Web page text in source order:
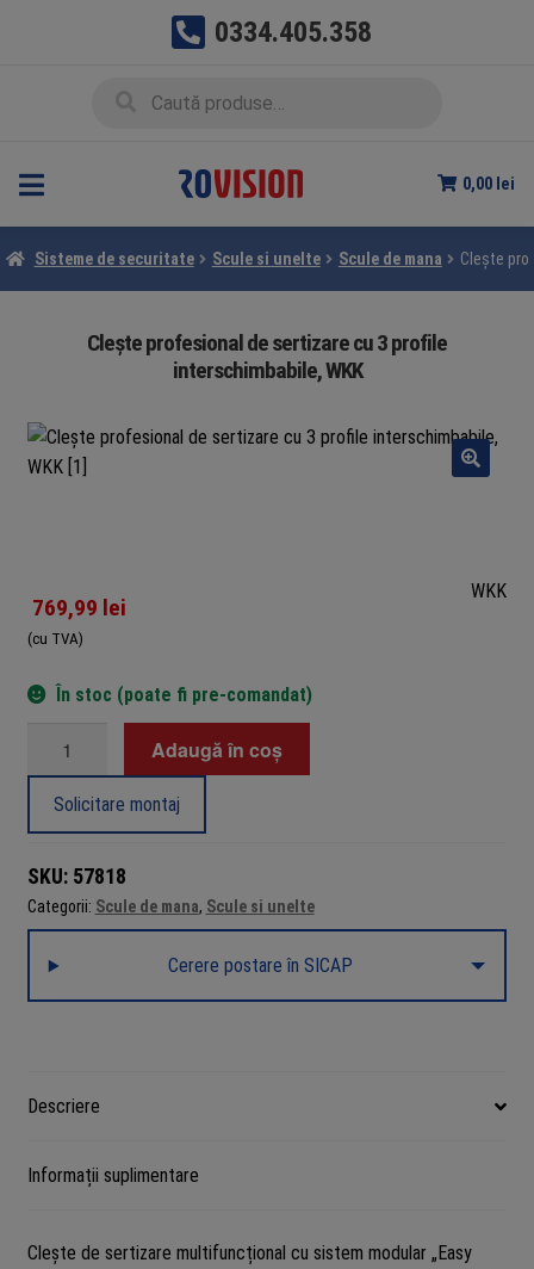
0334.405.358
0,00 lei
Sisteme de securitate Scule si unelte Scule de mana Clește
Clește profesional de sertizare cu 3 profile
interschimbabile, WKK
769,99 lei
(cu TVA)
WKK
În stoc (poate fi pre-comandat)
profesional
cu
3
interschimbabile,
WKK
Adaugă în coș
Solicitare montaj
SKU: 57818
Categorii: Scule de mana, Scule si unelte
Cerere postare în SICAP
Descriere
Informații suplimentare
Clește de sertizare multifuncțional cu sistem modular „Easy